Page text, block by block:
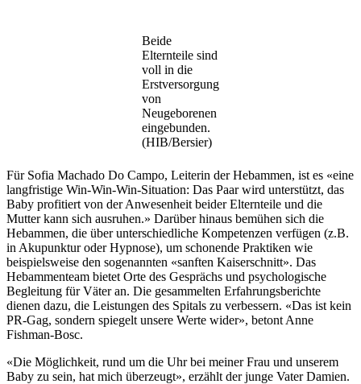
Beide
Elternteile sind
voll in die
Erstversorgung
von
Neugeborenen
eingebunden.
(HIB/Bersier)
Für Sofia Machado Do Campo, Leiterin der Hebammen, ist es «eine
langfristige Win-Win-Win-Situation: Das Paar wird unterstützt, das
Baby profitiert von der Anwesenheit beider Elternteile und die
Mutter kann sich ausruhen.» Darüber hinaus bemühen sich die
Hebammen, die über unterschiedliche Kompetenzen verfügen (z.B.
in Akupunktur oder Hypnose), um schonende Praktiken wie
beispielsweise den sogenannten «sanften Kaiserschnitt». Das
Hebammenteam bietet Orte des Gesprächs und psychologische
Begleitung für Väter an. Die gesammelten Erfahrungsberichte
dienen dazu, die Leistungen des Spitals zu verbessern. «Das ist kein
PR-Gag, sondern spiegelt unsere Werte wider», betont Anne
Fishman-Bosc.
«Die Möglichkeit, rund um die Uhr bei meiner Frau und unserem
Baby zu sein, hat mich überzeugt», erzählt der junge Vater Damien.